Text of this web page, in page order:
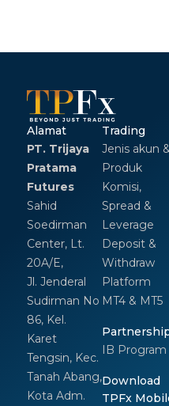
Alamat
PT. Trijaya
Pratama
Futures
Sahid
Soedirman
Center, Lt.
20A/E,
Jl. Jenderal
Sudirman No
86, Kel.
Karet
Tengsin, Kec.
Tanah Abang,
Kota Adm.
Trading
Jenis akun &
Produk
Komisi,
Spread &
Leverage
Deposit &
Withdraw
Platform
MT4 & MT5
IB Program
Download
TPFx